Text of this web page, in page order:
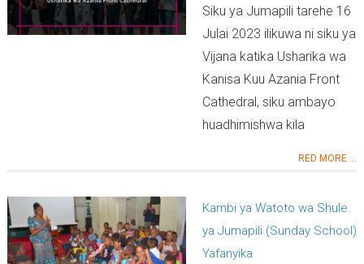
Siku ya Jumapili tarehe 16
Julai 2023 ilikuwa ni siku ya
Vijana katika Usharika wa
Kanisa Kuu Azania Front
Cathedral, siku ambayo
huadhimishwa kila
RED MORE ...
Kambi ya Watoto wa Shule
ya Jumapili (Sunday School)
Yafanyika